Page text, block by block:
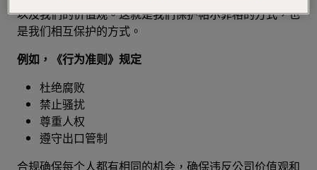
以及我们的价值观。这就是我们保护帕尔菲格的方式，也
是我们相互保护的方式。
例如，《行为准则》规定
杜绝腐败
禁止骚扰
尊重人权
遵守出口管制
合规确保每个人都有相同的机会，确保违反公司价值观和